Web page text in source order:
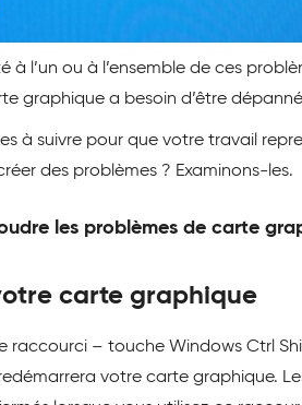
à l’un ou à l’ensemble de ces
graphique a besoin d’être
à suivre pour que votre travail
des problèmes ? Examinons-les.
les problèmes de carte
carte graphique
raccourci – touche Windows Ctrl
votre carte graphique.